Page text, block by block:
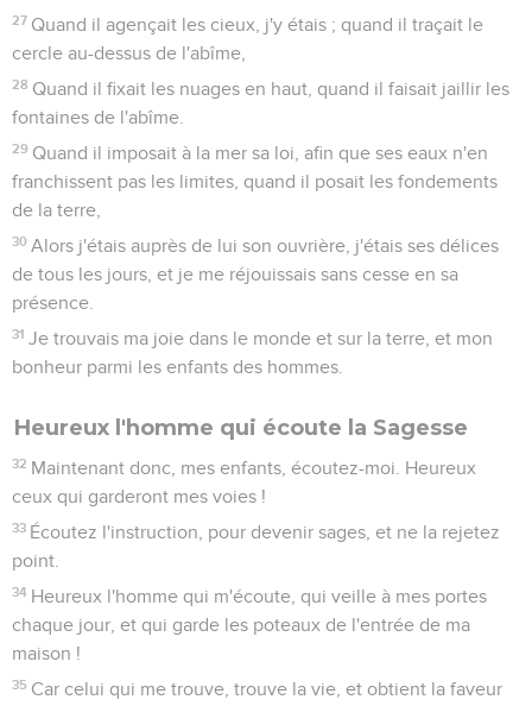
27 Quand il agençait les cieux, j'y étais ; quand il traçait le
cercle au-dessus de l'abîme,
28 Quand il fixait les nuages en haut, quand il faisait jaillir les
fontaines de l'abîme.
29 Quand il imposait à la mer sa loi, afin que ses eaux n'en
franchissent pas les limites, quand il posait les fondements
de la terre,
30 Alors j'étais auprès de lui son ouvrière, j'étais ses délices
de tous les jours, et je me réjouissais sans cesse en sa
présence.
31 Je trouvais ma joie dans le monde et sur la terre, et mon
bonheur parmi les enfants des hommes.
Heureux l'homme qui écoute la Sagesse
32 Maintenant donc, mes enfants, écoutez-moi. Heureux
ceux qui garderont mes voies !
33 Écoutez l'instruction, pour devenir sages, et ne la rejetez
point.
34 Heureux l'homme qui m'écoute, qui veille à mes portes
chaque jour, et qui garde les poteaux de l'entrée de ma
maison !
35 Car celui qui me trouve, trouve la vie, et obtient la faveur